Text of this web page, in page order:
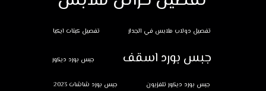
تفصيل دولاب ملابس في الجدار تفصيل كبتات ايكيا
جبس بورد اسقف جبس بورد ديكور
جبس بورد ديكور تلفزيون جبس بورد شاشات 2023